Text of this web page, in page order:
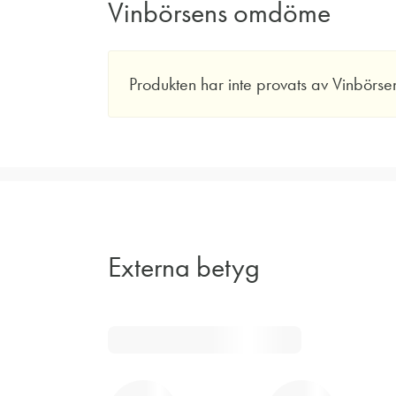
Vinbörsens omdöme
Produkten har inte provats av
Externa betyg